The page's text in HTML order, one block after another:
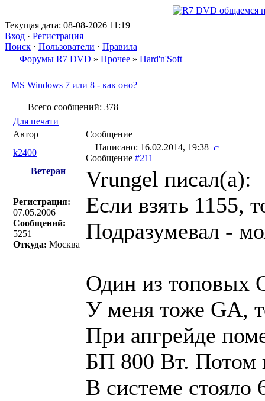
Текущая дата: 08-08-2026 11:19
Вход · Регистрация
Поиск · Пользователи · Правила
Форумы R7 DVD » Прочее » Hard'n'Soft
MS Windows 7 или 8 - как оно?
Всего сообщений: 378
Для печати
Автор
Сообщение
k2400
Написано: 16.02.2014, 19:38
Сообщение #211
Ветеран
Регистрация:
07.05.2006
Сообщений:
5251
Откуда: Москва
Vrungel писал(a):
Если взять 1155,
Подразумевал -
Один из топовых
У меня тоже GA,
При апгрейде
БП 800 Вт. Потом
В системе стояло